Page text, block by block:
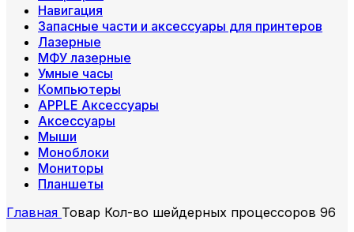
Навигация
Запасные части и аксессуары для принтеров
Лазерные
МФУ лазерные
Умные часы
Компьютеры
APPLE Аксессуары
Аксессуары
Мыши
Моноблоки
Мониторы
Планшеты
Главная Товар Кол-во шейдерных процессоров 96